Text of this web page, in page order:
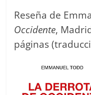
Reseña de
Occidente,
páginas